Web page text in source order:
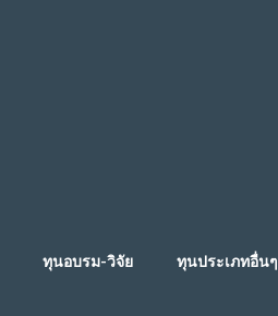
ทุนอบรม-วิจัย ทุนประเภทอื่นๆ